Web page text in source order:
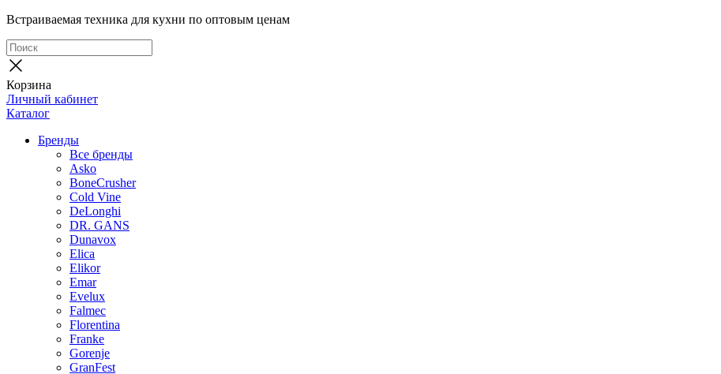
Встраиваемая техника для кухни по оптовым ценам
Корзина
Личный кабинет
Каталог
Бренды
Все бренды
Asko
BoneCrusher
Cold Vine
DeLonghi
DR. GANS
Dunavox
Elica
Elikor
Emar
Evelux
Falmec
Florentina
Franke
Gorenje
GranFest